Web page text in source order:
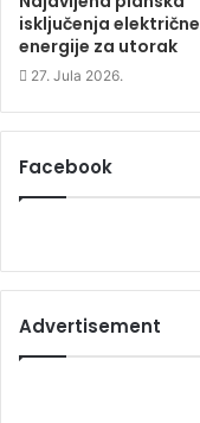
isključenja električne
energije za utorak
27. Jula 2026.
Facebook
Advertisement